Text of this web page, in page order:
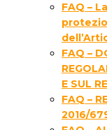
FAQ –
FAQ –
E SUL
FAQ –
2016/